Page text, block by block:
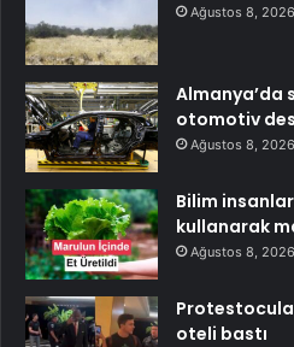
Ağustos 8, 2026
Almanya’da
otomotiv
Ağustos 8, 2026
Bilim
kullanarak
Ağustos 8, 2026
oteli bastı